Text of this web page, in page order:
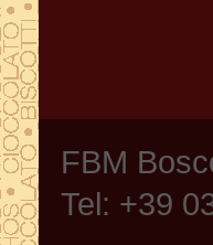
FBM
Tel: +39